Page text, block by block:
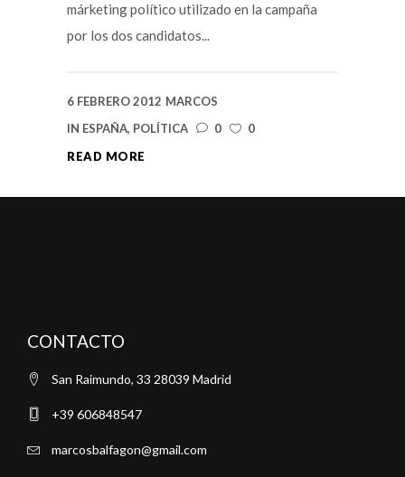
márketing político utilizado en la campaña
por los dos candidatos...
6 FEBRERO 2012 MARCOS
IN ESPAÑA, POLÍTICA 0
0
READ MORE
CONTACTO
San Raimundo, 33 28039 Madrid
+39 606848547
marcosbalfagon@gmail.com